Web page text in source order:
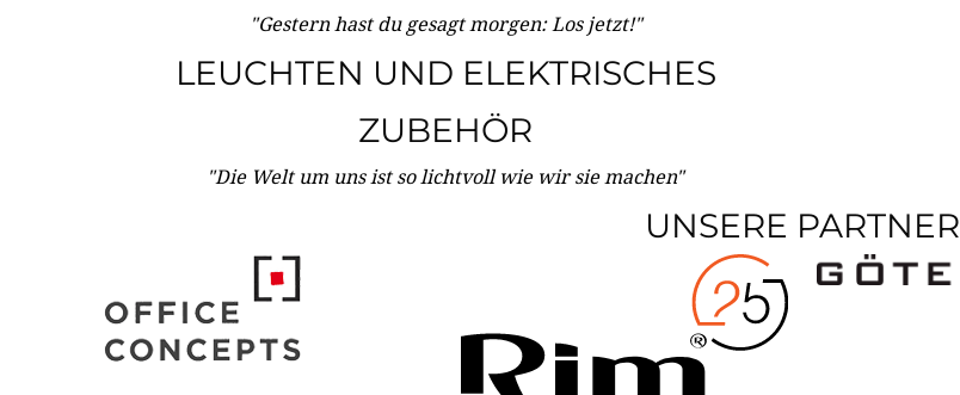
"Gestern hast du gesagt morgen: Los jetzt!"
LEUCHTEN UND ELEKTRISCHES
ZUBEHÖR
"Die Welt um uns ist so lichtvoll wie wir sie machen"
UNSERE PARTNER